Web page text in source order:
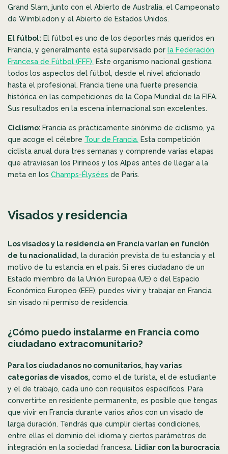
Grand Slam, junto con el Abierto de Australia, el Campeonato
de Wimbledon y el Abierto de Estados Unidos.
El fútbol: El fútbol es uno de los deportes más queridos en
Francia, y generalmente está supervisado por la Federación
Francesa de Fútbol (FFF). Este organismo nacional gestiona
todos los aspectos del fútbol, desde el nivel aficionado
hasta el profesional. Francia tiene una fuerte presencia
histórica en las competiciones de la Copa Mundial de la FIFA.
Sus resultados en la escena internacional son excelentes.
Ciclismo: Francia es prácticamente sinónimo de ciclismo, ya
que acoge el célebre Tour de Francia. Esta competición
ciclista anual dura tres semanas y comprende varias etapas
que atraviesan los Pirineos y los Alpes antes de llegar a la
meta en los Champs-Élysées de Paris.
Visados y residencia
Los visados y la residencia en Francia varían en función
de tu nacionalidad, la duración prevista de tu estancia y el
motivo de tu estancia en el país. Si eres ciudadano de un
Estado miembro de la Unión Europea (UE) o del Espacio
Económico Europeo (EEE), puedes vivir y trabajar en Francia
sin visado ni permiso de residencia.
¿Cómo puedo instalarme en Francia como
ciudadano extracomunitario?
Para los ciudadanos no comunitarios, hay varias
categorías de visados, como el de turista, el de estudiante
y el de trabajo, cada uno con requisitos específicos. Para
convertirte en residente permanente, es posible que tengas
que vivir en Francia durante varios años con un visado de
larga duración. Tendrás que cumplir ciertas condiciones,
entre ellas el dominio del idioma y ciertos parámetros de
integración en la sociedad francesa. Lidiar con la burocracia